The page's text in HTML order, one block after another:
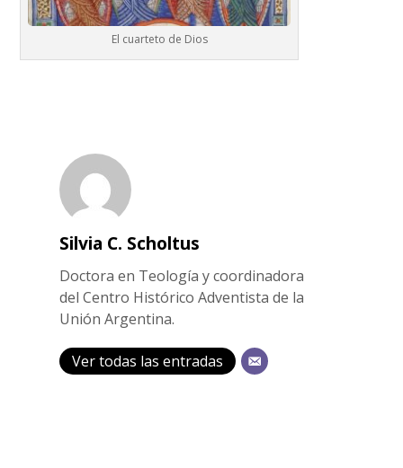
El cuarteto de Dios
Silvia C. Scholtus
Doctora en Teología y coordinadora
del Centro Histórico Adventista de la
Unión Argentina.
Ver todas las entradas